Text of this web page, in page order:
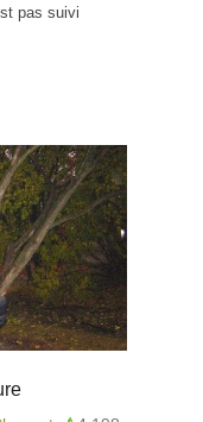
pas suivi